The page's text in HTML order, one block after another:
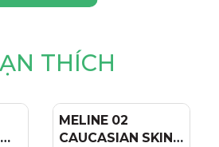
tạo cảm giác tươi mát khi thoa.
chịu được nhiệt độ và độ ẩm
mùi, không gây mụn (non-
tốt cho cả vùng da mắt nhạy
THÍCH
MELINE 02
CAUCASIAN SKIN